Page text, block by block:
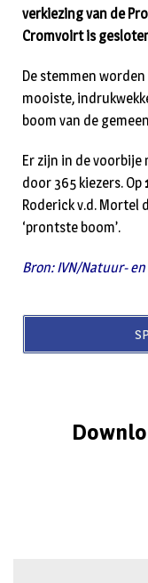
verkiezing van de
Cromvoirt is
De stemmen
mooiste,
boom van de
Er zijn in de voorbije
door 365 kiezers. Op
Roderick v.d. Mortel
‘prontste boom’.
Bron: IVN/Natuur-